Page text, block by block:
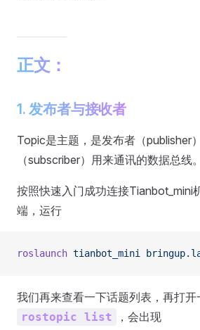
正文：
1. 发布者与接收者
Topic是主题，是发布者（publisher
（subscriber）用来通讯的数据总线。
按照快速入门成功连接Tianbot_mini
端，运行
roslaunch tianbot_mini
我们再来查看一下话题列表，再打
rostopic list ，会出现